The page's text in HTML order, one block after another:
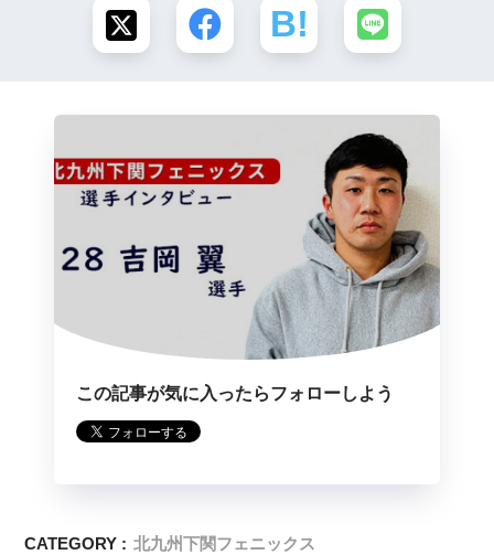
この記事が気に入ったらフォローしよう
CATEGORY : 北九州下関フェニックス